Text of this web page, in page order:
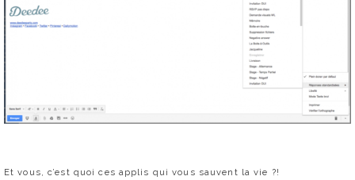
Et vous, c’est quoi ces applis qui vous sauvent la vie ?!